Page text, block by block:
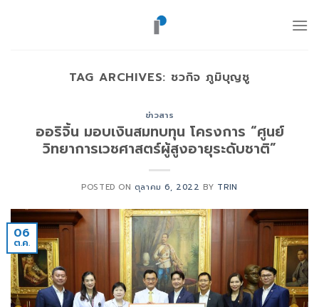
TAG ARCHIVES: ชวกิจ ภูมิบุญชู
ข่าวสาร
ออริจิ้น​ มอบเงินสมทบทุน​ โครงการ​ “ศูนย์
วิทยาการเวชศาสตร์ผู้สูงอายุระดับชาติ”
POSTED ON ตุลาคม 6, 2022 BY TRIN
06
ต.ค.